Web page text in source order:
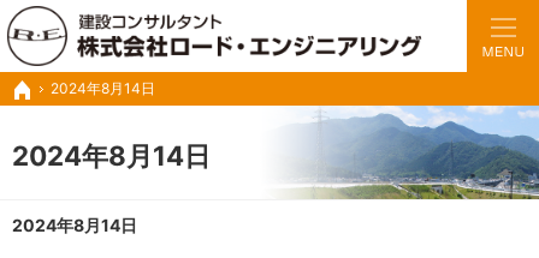
ホーム
2024年8月14日
2024年8月14日
豊富な実績と経験で、さまざまな業務に対応いたします。
トンネルの設計・施工管理・調査診断など建設コンサル ロードエンジニアリング
2024年8月14日